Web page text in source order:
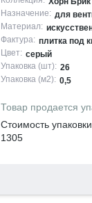
Назначение: для
Материал:
Фактура: плитка под
Цвет: серый
Упаковка (шт): 26
Упаковка (м2): 0,5
Товар продается
Стоимость
1305